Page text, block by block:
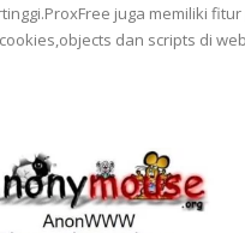
juga memiliki
dan scripts di